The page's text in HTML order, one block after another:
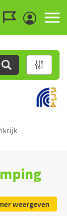
weergeven